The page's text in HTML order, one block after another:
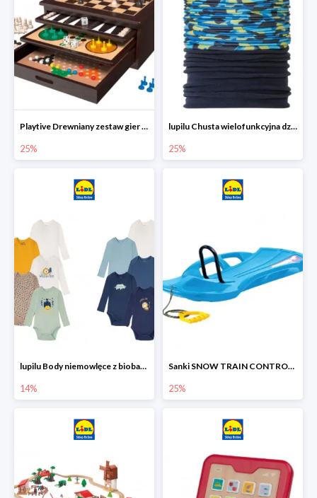
Playtive Drewniany zestaw gier 10 w 1
25%
lupilu Chusta wielofunkcyjna dziecięca
25%
lupilu Body niemowlęce z biobawełny
14%
Sanki SNOW TRAIN CONTROL -25%
25%